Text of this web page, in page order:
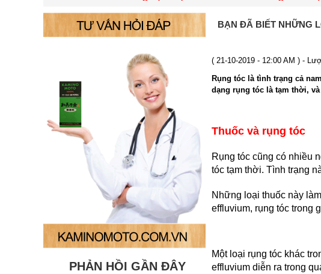
PHẢN HỒI GẦN ĐÂY
BẠN ĐÃ BIẾT NHỮNG
( 21-10-2019 - 12:00 AM ) -
Rụng tóc là tình trạng cả
dạng rụng tóc là tạm thời,
Thuốc và rụng tóc
Rụng tóc cũng có nhiều
tóc tạm thời. Tình trạng
Những loại thuốc này
effluvium, rụng tóc trong
Một loại rụng tóc khác
effluvium diễn ra trong